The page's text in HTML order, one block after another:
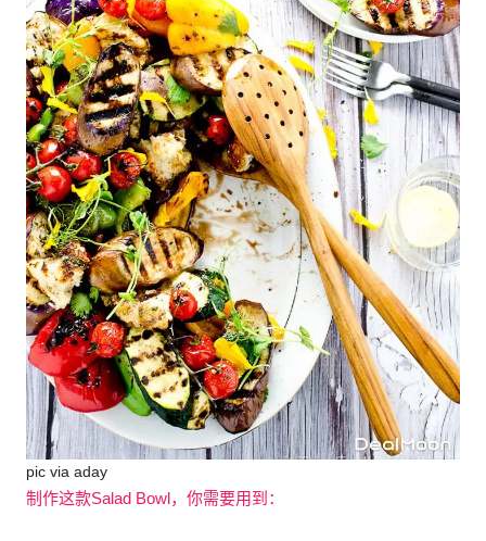
pic via aday
制作这款Salad Bowl，你需要用到：